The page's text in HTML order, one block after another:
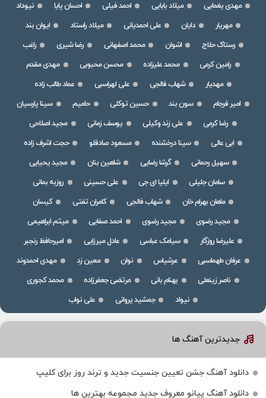
مهدی یغمایی
میلاد بابایی احمد فیلی احسان پایا
نیوداد
مهریار
دایان علی احمدیانی میلاد راستاد
ایوان بند
رستاک حلاج
اشوان محمد اصفهانی رضا شیری
راغب
رامین کرمی
محمد علیزاده محسن محبوبی
مهدی مقدم
مهدیار
شهاب فالجی علی لهراسبی
عماد طالب زاده
امیر فرجام
سون بند حسین توکلی حامیم
سینا پارسیان
رضا کرمی
علی زند وکیلی یوسف زمانی
مجید اصلاحی
ابی عالی
سینا درخشنده مسعود صادقلو
حجت اشرف زاده
سهیل رحمانی
گرشا رضایی شاهین بنان
مجید یحیایی
سامان جلیلی
ایلیا ای جی علی حسینی
روزبه بمانی
ماهان بهرام خان
شهاب فالجی کامران تفتی
کیسان
مجید رضوی
مجید رضوی احمد صفایی
میثم ابراهیمی
علیرضا روزگار
سیامک عباسی عادل میرزایی
امیرحافظ رنجبر
عرفان طهماسبی
عرشیاس نوان معین زد
مهدی احمدوند
ناصر زینعلی
بهنام بانی مرتضی جعفرزاده
محمد کجوری
نیواد
جمشید پروانی علی نواب
جدیدترین آهنگ ها
دانلود آهنگ جشن تعیین جنسیت جدید و ترند روز برای کلیپ
دانلود آهنگ پیانو معروف جدید مجموعه بهترین ها